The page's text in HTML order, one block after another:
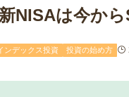
新NISAは今か
ンデックス投資 投資の始め方